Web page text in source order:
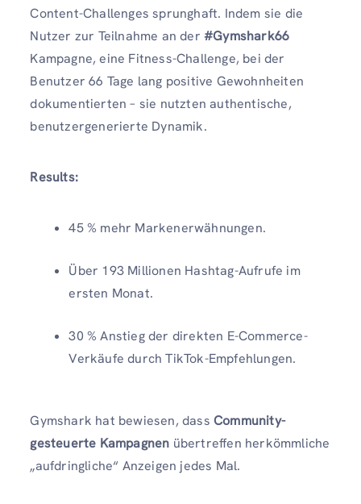
Content-Challenges sprunghaft. Indem sie die
Nutzer zur Teilnahme an der #Gymshark66
Kampagne, eine Fitness-Challenge, bei der
Benutzer 66 Tage lang positive Gewohnheiten
dokumentierten – sie nutzten authentische,
benutzergenerierte Dynamik.
Results:
45 % mehr Markenerwähnungen.
Über 193 Millionen Hashtag-Aufrufe im
ersten Monat.
30 % Anstieg der direkten E-Commerce-
Verkäufe durch TikTok-Empfehlungen.
Gymshark hat bewiesen, dass Community-
gesteuerte Kampagnen übertreffen herkömmliche
„aufdringliche“ Anzeigen jedes Mal.